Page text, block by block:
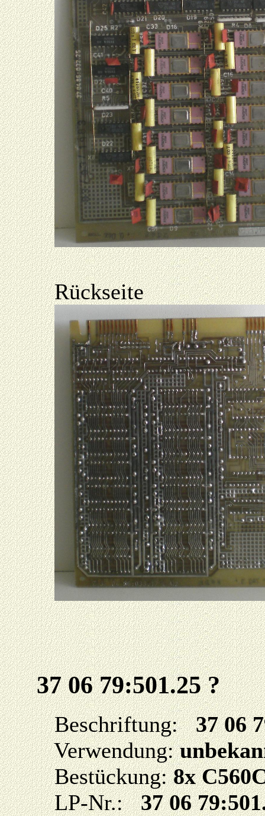
Rückseite
37 06 79:501.25 ?
Beschriftung:37 06
Verwendung:
Bestückung:8x
LP-Nr.:37 06